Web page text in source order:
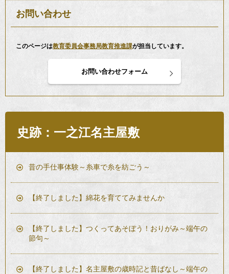
お問い合わせ
このページは教育委員会事務局教育推進課が担当しています。
史跡：一之江名主屋敷
昔の手仕事体験～糸車で糸を紡ごう～
【終了しました】綿花を育ててみませんか
【終了しました】つくってあそぼう！おりがみ～端午の
節句～
【終了しました】名主屋敷の歳時記と昔ばなし～端午の